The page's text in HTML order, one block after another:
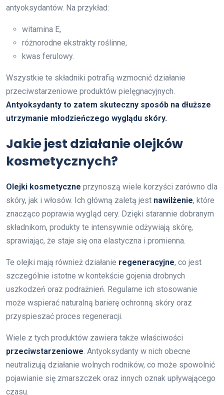
antyoksydantów. Na przykład:
witamina E,
różnorodne ekstrakty roślinne,
kwas ferulowy.
Wszystkie te składniki potrafią wzmocnić działanie
przeciwstarzeniowe produktów pielęgnacyjnych.
Antyoksydanty to zatem skuteczny sposób na dłuższe
utrzymanie młodzieńczego wyglądu skóry.
Jakie jest działanie olejków
kosmetycznych?
Olejki kosmetyczne przynoszą wiele korzyści zarówno dla
skóry, jak i włosów. Ich główną zaletą jest nawilżenie, które
znacząco poprawia wygląd cery. Dzięki starannie dobranym
składnikom, produkty te intensywnie odżywiają skórę,
sprawiając, że staje się ona elastyczna i promienna.
Te olejki mają również działanie regeneracyjne, co jest
szczególnie istotne w kontekście gojenia drobnych
uszkodzeń oraz podrażnień. Regularne ich stosowanie
może wspierać naturalną barierę ochronną skóry oraz
przyspieszać proces regeneracji.
Wiele z tych produktów zawiera także właściwości
przeciwstarzeniowe. Antyoksydanty w nich obecne
neutralizują działanie wolnych rodników, co może spowolnić
pojawianie się zmarszczek oraz innych oznak upływającego
czasu.